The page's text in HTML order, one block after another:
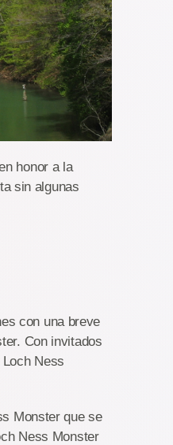
honor a la
sin algunas
con una breve
Con invitados
Ness
Monster que se
Ness Monster